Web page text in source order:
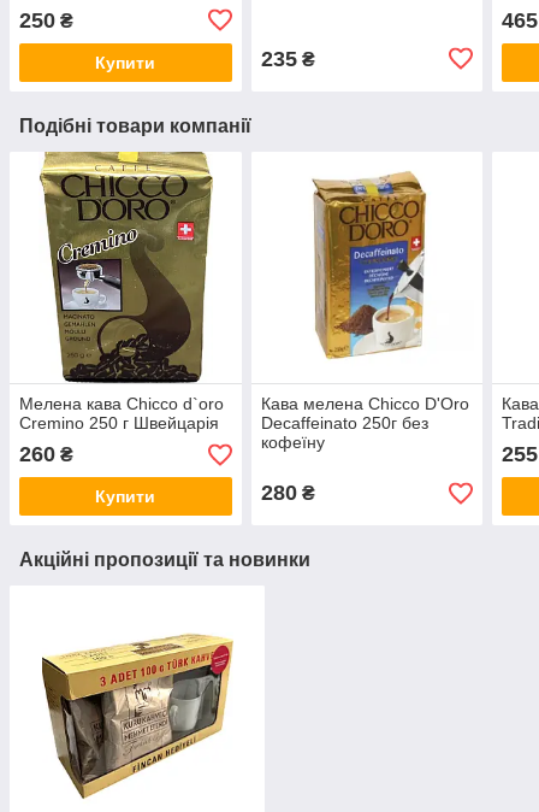
250 ₴
Купити 235₴
465
Подібні товари компанії
Мелена кава Chicco d`oro
Cremino 250 г Швейцарія
260 ₴
Купити
Кава мелена Chicco D'Oro
Decaffeinato 250г без
кофеїну
280₴
255
Акційні пропозиції та новинки